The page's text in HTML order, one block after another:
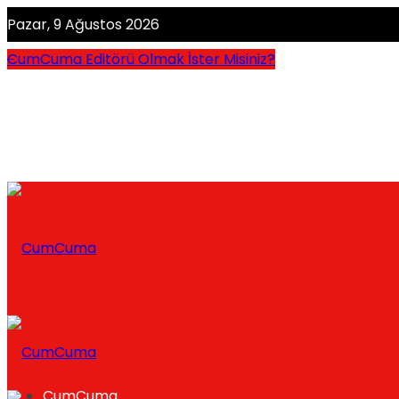
Pazar, 9 Ağustos 2026
CumCuma Editörü Olmak İster Misiniz?